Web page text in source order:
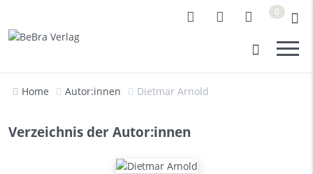
0
Home Autor:innen Dietmar Arnold
Verzeichnis der Autor:innen